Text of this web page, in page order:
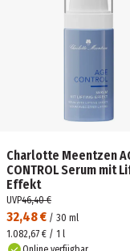
Charlotte Meentzen
CONTROL Serum mit
Effekt
32,48 € / 30 ml
UVP46,40 €
1.082,67 € / 1 l